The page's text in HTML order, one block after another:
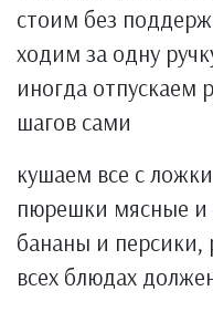
стоим без
ходим за одну
иногда отпускаем
шагов сами
кушаем все с
пюрешки мясные и
бананы и
всех блюдах